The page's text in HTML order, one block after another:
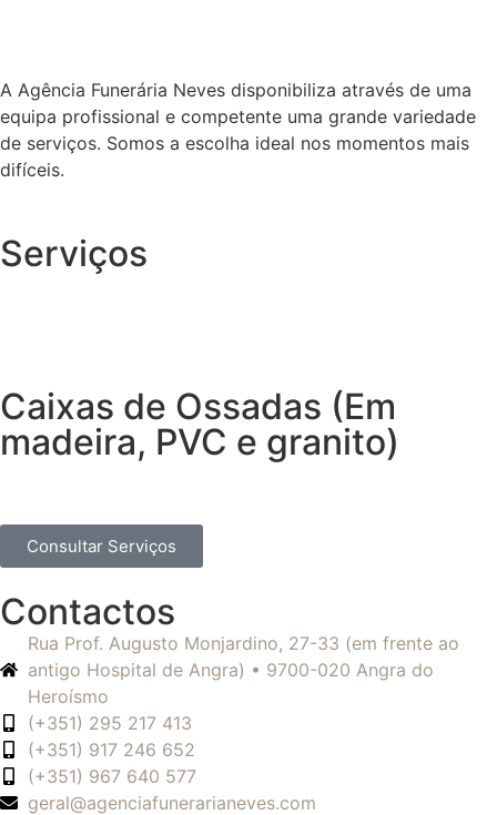
A Agência Funerária Neves disponibiliza através de uma
equipa profissional e competente uma grande variedade
de serviços. Somos a escolha ideal nos momentos mais
difíceis.
Serviços
Caixas de Ossadas (Em
madeira, PVC e granito)
Consultar Serviços
Contactos
Rua Prof. Augusto Monjardino, 27-33 (em frente ao
antigo Hospital de Angra) • 9700-020 Angra do
Heroísmo
(+351) 295 217 413
(+351) 917 246 652
(+351) 967 640 577
geral@agenciafunerarianeves.com